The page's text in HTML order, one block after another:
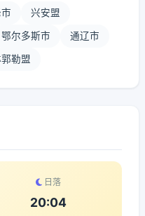
兴安盟
鄂尔多斯市 通辽市
勒盟
日落
20:04